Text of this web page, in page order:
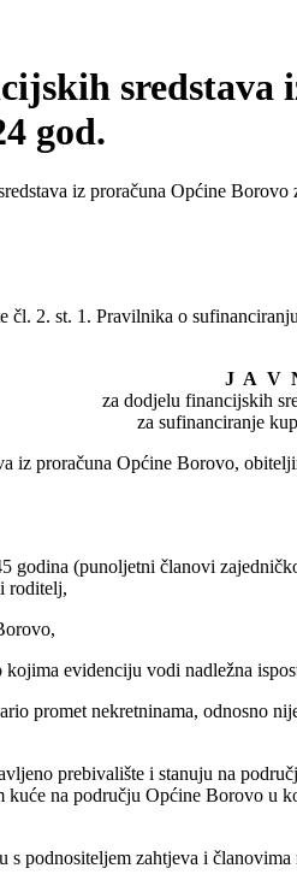
god.
iz proračuna Općine
čl. 2. st. 1. Pravilnika o
J A V
za dodjelu financijskih
za sufinanciranje
iz proračuna Općine Borovo,
godina (punoljetni članovi
roditelj,
evidenciju vodi nadležna
promet nekretninama, odnosno
prebivalište i stanuju na
na području Općine Borovo
podnositeljem zahtjeva i